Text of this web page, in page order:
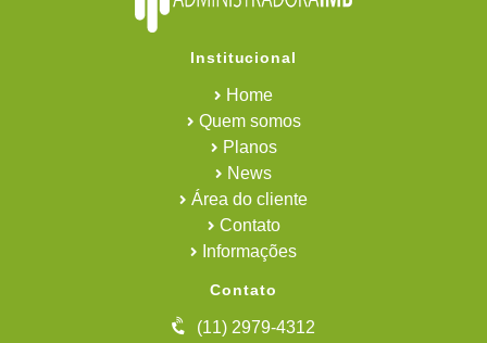
Institucional
Home
Quem somos
Planos
News
Área do cliente
Contato
Informações
Contato
(11) 2979-4312